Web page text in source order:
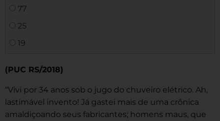
77
25
19
(PUC RS/2018)
“Vivi por 34 anos sob o jugo do chuveiro elétrico. Ah,
lastimável invento! Já gastei mais de uma crônica
amaldiçoando seus fabricantes; homens maus, que